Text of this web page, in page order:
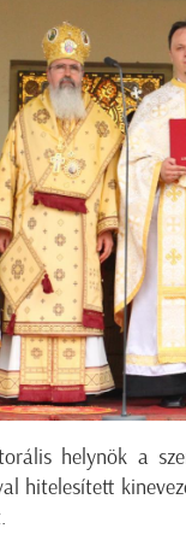
helynök a
hitelesített